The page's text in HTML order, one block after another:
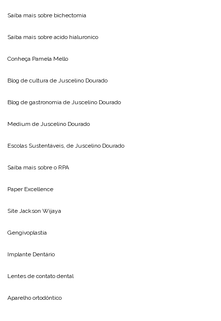
Saiba mais sobre bichectomia
Saiba mais sobre acido hialuronico
Conheça Pamela Mello
Blog de cultura de Juscelino Dourado
Blog de gastronomia de Juscelino Dourado
Medium de Juscelino Dourado
Escolas Sustentáveis, de Juscelino Dourado
Saiba mais sobre o RPA
Paper Excellence
Site Jackson Wijaya
Gengivoplastia
Implante Dentário
Lentes de contato dental
Aparelho ortodôntico